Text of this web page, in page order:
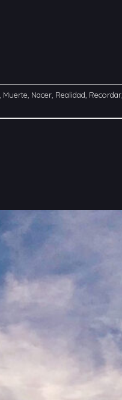
Muerte Nacer, Realidad Recordar,